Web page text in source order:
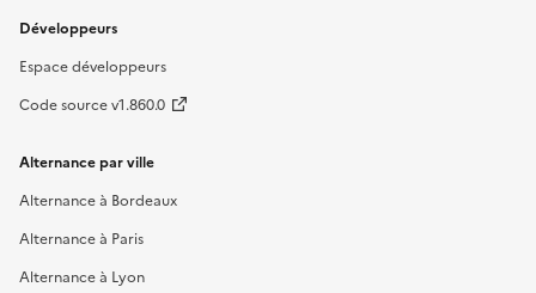
Développeurs
Espace développeurs
Code source v1.860.0
Alternance par ville
Alternance à Bordeaux
Alternance à Paris
Alternance à Lyon